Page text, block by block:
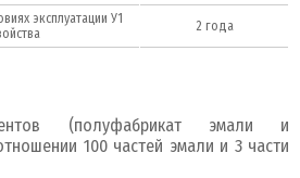
эксплуатации У1
2 года
(полуфабрикат эмали и
100 частей эмали и 3 части